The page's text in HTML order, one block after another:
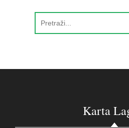
Karta